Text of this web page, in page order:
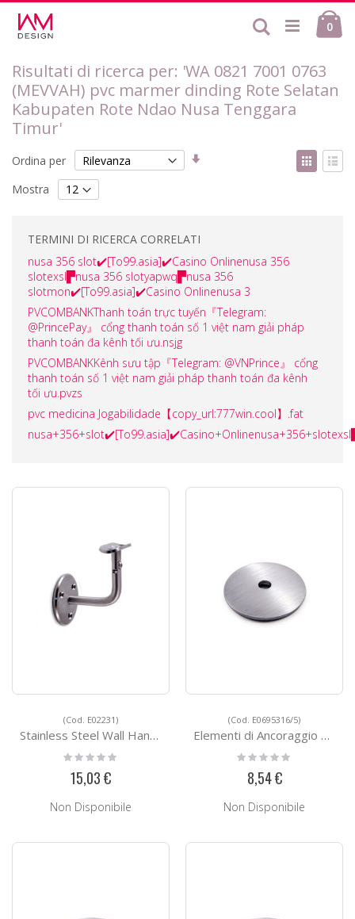
contenuto
0
Cerca
Risultati di ricerca per: 'WA 0821 7001 0763
(MEVVAH) pvc marmer dinding Rote Selatan
Kabupaten Rote Ndao Nusa Tenggara
Timur'
Ordina per
Imposta
come
Mostra
TERMINI DI RICERCA CORRELATI
nusa 356 slot✔️[To99.asia]✔️Casino Onlinenusa 356
slotexsl▛nusa 356 slotyapwq▛nusa 356
slotmon✔️[To99.asia]✔️Casino Onlinenusa 3
PVCOMBANKThanh toán trực tuyến『Telegram:
@PrincePay』 cổng thanh toán số 1 việt nam giải pháp
thanh toán đa kênh tối ưu.nsjg
PVCOMBANKKênh sưu tập『Telegram: @VNPrince』 cổng
thanh toán số 1 việt nam giải pháp thanh toán đa kênh
tối ưu.pvzs
pvc medicina Jogabilidade【copy_url:777win.cool】.fat
(Cod. E02231)
Stainless Steel Wall Handrail Support E02231
Rating:
0%
15,03 €
Non Disponibile
(Cod. E0695316/5)
Elementi di Ancoraggio E0695316/5
Rating:
0%
8,54 €
Non Disponibile